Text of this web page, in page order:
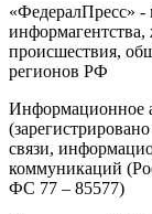
«ФедералПресс» -
происшествия,
регионов РФ
Информационное
связи,
коммуникаций
ФС 77 – 85577)